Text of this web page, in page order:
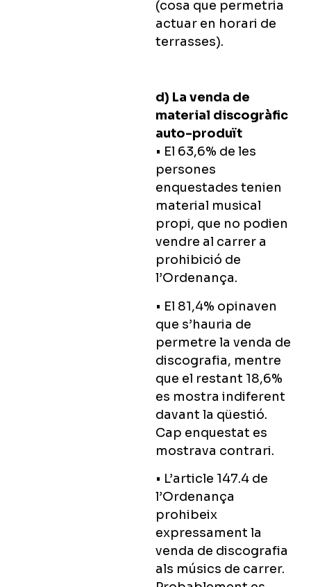
(cosa que permetria
actuar en horari de
terrasses).
d) La venda de
material discogràfic
auto-produït
• El 63,6% de les
persones
enquestades tenien
material musical
propi, que no podien
vendre al carrer a
prohibició de
l’Ordenança.
• El 81,4% opinaven
que s’hauria de
permetre la venda de
discografia, mentre
que el restant 18,6%
es mostra indiferent
davant la qüestió.
Cap enquestat es
mostrava contrari.
• L’article 147.4 de
l’Ordenança
prohibeix
expressament la
venda de discografia
als músics de carrer.